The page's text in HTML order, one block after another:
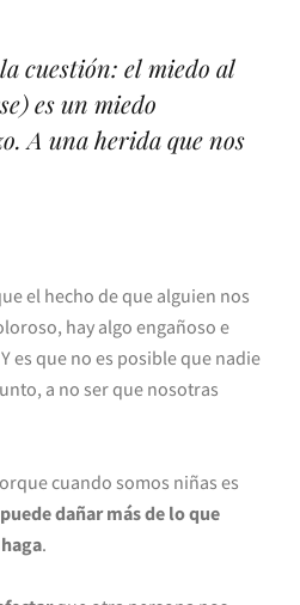
cuestión: el miedo al
es un miedo
A una herida que nos
el hecho de que alguien nos
hay algo engañoso e
es que no es posible que nadie
a no ser que nosotras
cuando somos niñas es
dañar más de lo que
.